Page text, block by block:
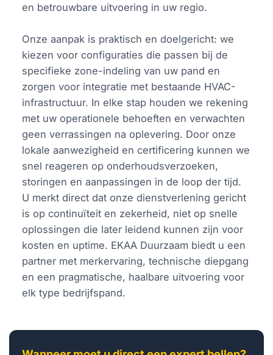
en betrouwbare uitvoering in uw regio.
Onze aanpak is praktisch en doelgericht: we
kiezen voor configuraties die passen bij de
specifieke zone-indeling van uw pand en
zorgen voor integratie met bestaande HVAC-
infrastructuur. In elke stap houden we rekening
met uw operationele behoeften en verwachten
geen verrassingen na oplevering. Door onze
lokale aanwezigheid en certificering kunnen we
snel reageren op onderhoudsverzoeken,
storingen en aanpassingen in de loop der tijd.
U merkt direct dat onze dienstverlening gericht
is op continuïteit en zekerheid, niet op snelle
oplossingen die later leidend kunnen zijn voor
kosten en uptime. EKAA Duurzaam biedt u een
partner met merkervaring, technische diepgang
en een pragmatische, haalbare uitvoering voor
elk type bedrijfspand.